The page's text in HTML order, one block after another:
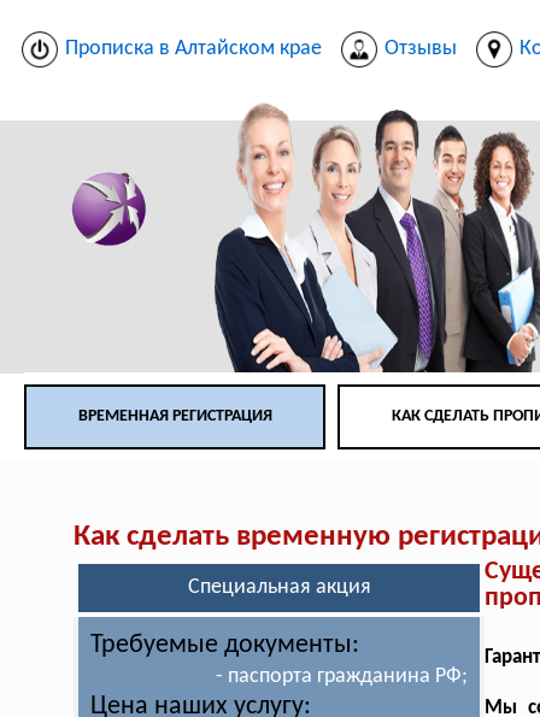
Прописка в Алтайском крае Отзывы
ВРЕМЕННАЯ РЕГИСТРАЦИЯ КАК СДЕЛАТЬ
Как сделать временную
Специальная акция
Требуемые документы:
- паспорта гражданина РФ;
Цена наших услугу:
Мы